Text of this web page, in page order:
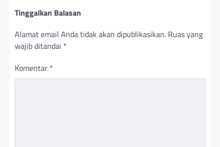
Tinggalkan Balasan
Alamat email Anda tidak akan dipublikasikan. Ruas yang
wajib ditandai *
Komentar *